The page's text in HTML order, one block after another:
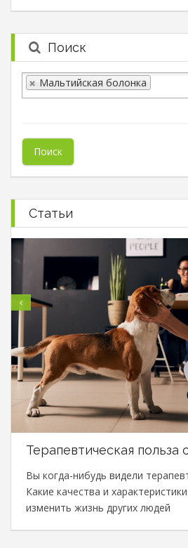
Поиск
Мальтийская болонка
Статьи
Терапевтическая польза
Вы когда-нибудь видели
Какие качества и
изменить жизнь других людей